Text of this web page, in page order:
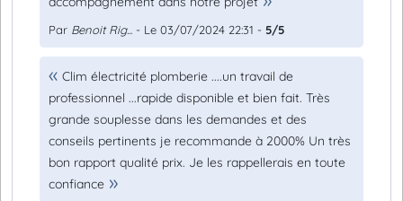
Par Benoit Rig... - Le 03/07/2024 22:31 - 5/5
Clim électricité plomberie ....un travail de
professionnel ...rapide disponible et bien fait. Très
grande souplesse dans les demandes et des
conseils pertinents je recommande à 2000% Un très
bon rapport qualité prix. Je les rappellerais en toute
confiance